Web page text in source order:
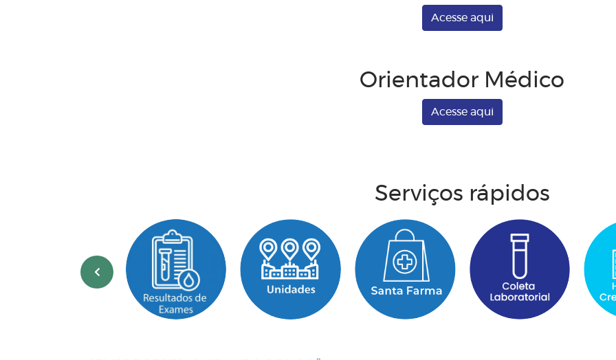
Tenha acesso a rede médica e odontológica credenciada do Plano Santa Saúde.
Orientador Médico
Serviços rápidos